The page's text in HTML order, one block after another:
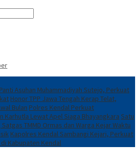
Asuhan Muhammadiyah Sutejo, Perkuat
Honor TPP Jawa Tengah Kerap Telat,
Bulan Polres Kendal Perkuat
Karhutla Lewat Apel Siaga Bhayangkara Satu
TMMD Ormas dan Warga Kejar Waktu
Kapolres Kendal Sambangi Kejari, Perkuat
Kabupaten Kendal